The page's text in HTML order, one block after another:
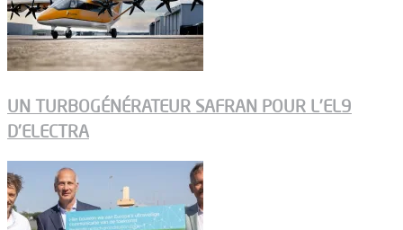
UN TURBOGÉNÉRATEUR SAFRAN POUR L’EL9
D’ELECTRA